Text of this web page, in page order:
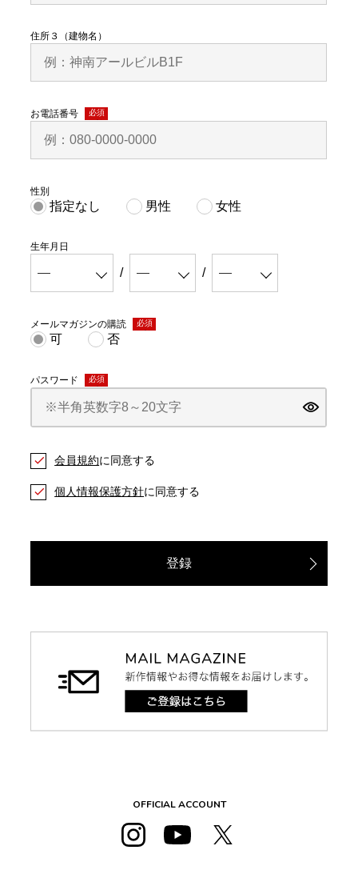
住所３（建物名）
お電話番号
(必
須)
性別
指定なし 男性 女性
生年月日
メールマガジンの購読
可 否
パスワード
(必
須)
会員規約に同意する
個人情報保護方針に同意する
登録
OFFICIAL ACCOUNT